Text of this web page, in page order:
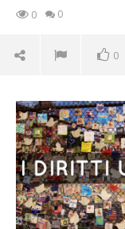
0 0
0
11/12/2015
letizia